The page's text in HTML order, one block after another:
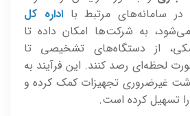
سامانه‌های مرتبط بااداره کل
به شرکت‌ها امکان داده تا
از دستگاه‌های تشخیصی تا
لحظه‌ای رصد کنند. این فرآیند به
غیرضروری تجهیزات کمک کرده و
را تسهیل کرده است.